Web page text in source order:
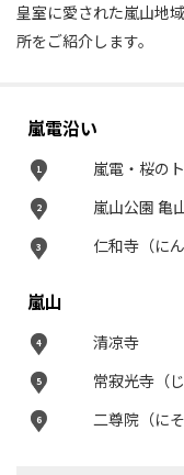
皇室に愛された嵐山地
所をご紹介します。
嵐電沿い
1 嵐電・桜の
2 嵐山公園 亀
3 仁和寺（にん
嵐山
4 清凉寺
5 常寂光寺（
6 二尊院（にそ